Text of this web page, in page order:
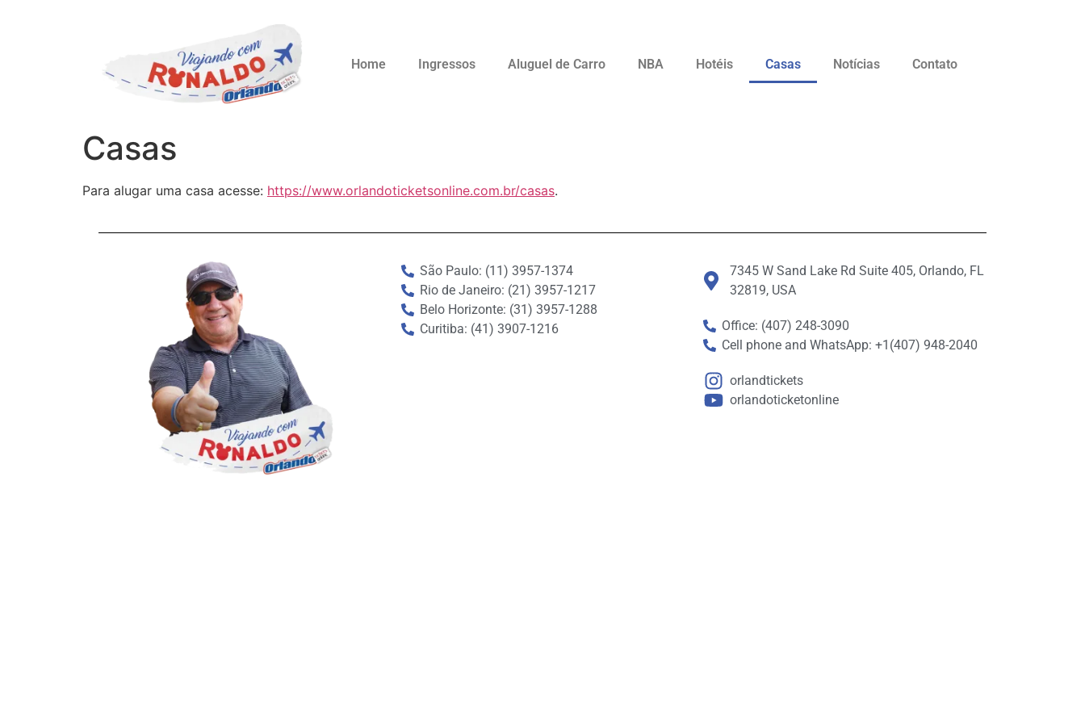
Home Ingressos Aluguel de Carro NBA Hotéis Casas Notícias Contato
Casas
Para alugar uma casa acesse: https://www.orlandoticketsonline.com.br/casas.
São Paulo: (11) 3957-1374
Rio de Janeiro: (21) 3957-1217
Belo Horizonte: (31) 3957-1288
Curitiba: (41) 3907-1216
7345 W Sand Lake Rd Suite 405, Orlando, FL
32819, USA
Office: (407) 248-3090
Cell phone and WhatsApp: +1(407) 948-2040
orlandtickets
orlandoticketonline